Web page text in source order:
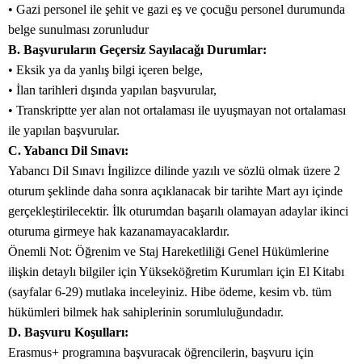
• Gazi personel ile şehit ve gazi eş ve çocuğu personel durumunda
belge sunulması zorunludur
B. Başvuruların Geçersiz Sayılacağı Durumlar:
• Eksik ya da yanlış bilgi içeren belge,
• İlan tarihleri dışında yapılan başvurular,
• Transkriptte yer alan not ortalaması ile uyuşmayan not ortalaması
ile yapılan başvurular.
C. Yabancı Dil Sınavı:
Yabancı Dil Sınavı İngilizce dilinde yazılı ve sözlü olmak üzere 2
oturum şeklinde daha sonra açıklanacak bir tarihte Mart ayı içinde
gerçekleştirilecektir. İlk oturumdan başarılı olamayan adaylar ikinci
oturuma girmeye hak kazanamayacaklardır.
Önemli Not: Öğrenim ve Staj Hareketliliği Genel Hükümlerine
ilişkin detaylı bilgiler için Yükseköğretim Kurumları için El Kitabı
(sayfalar 6-29) mutlaka inceleyiniz. Hibe ödeme, kesim vb. tüm
hükümleri bilmek hak sahiplerinin sorumluluğundadır.
D. Başvuru Koşulları:
Erasmus+ programına başvuracak öğrencilerin, başvuru için